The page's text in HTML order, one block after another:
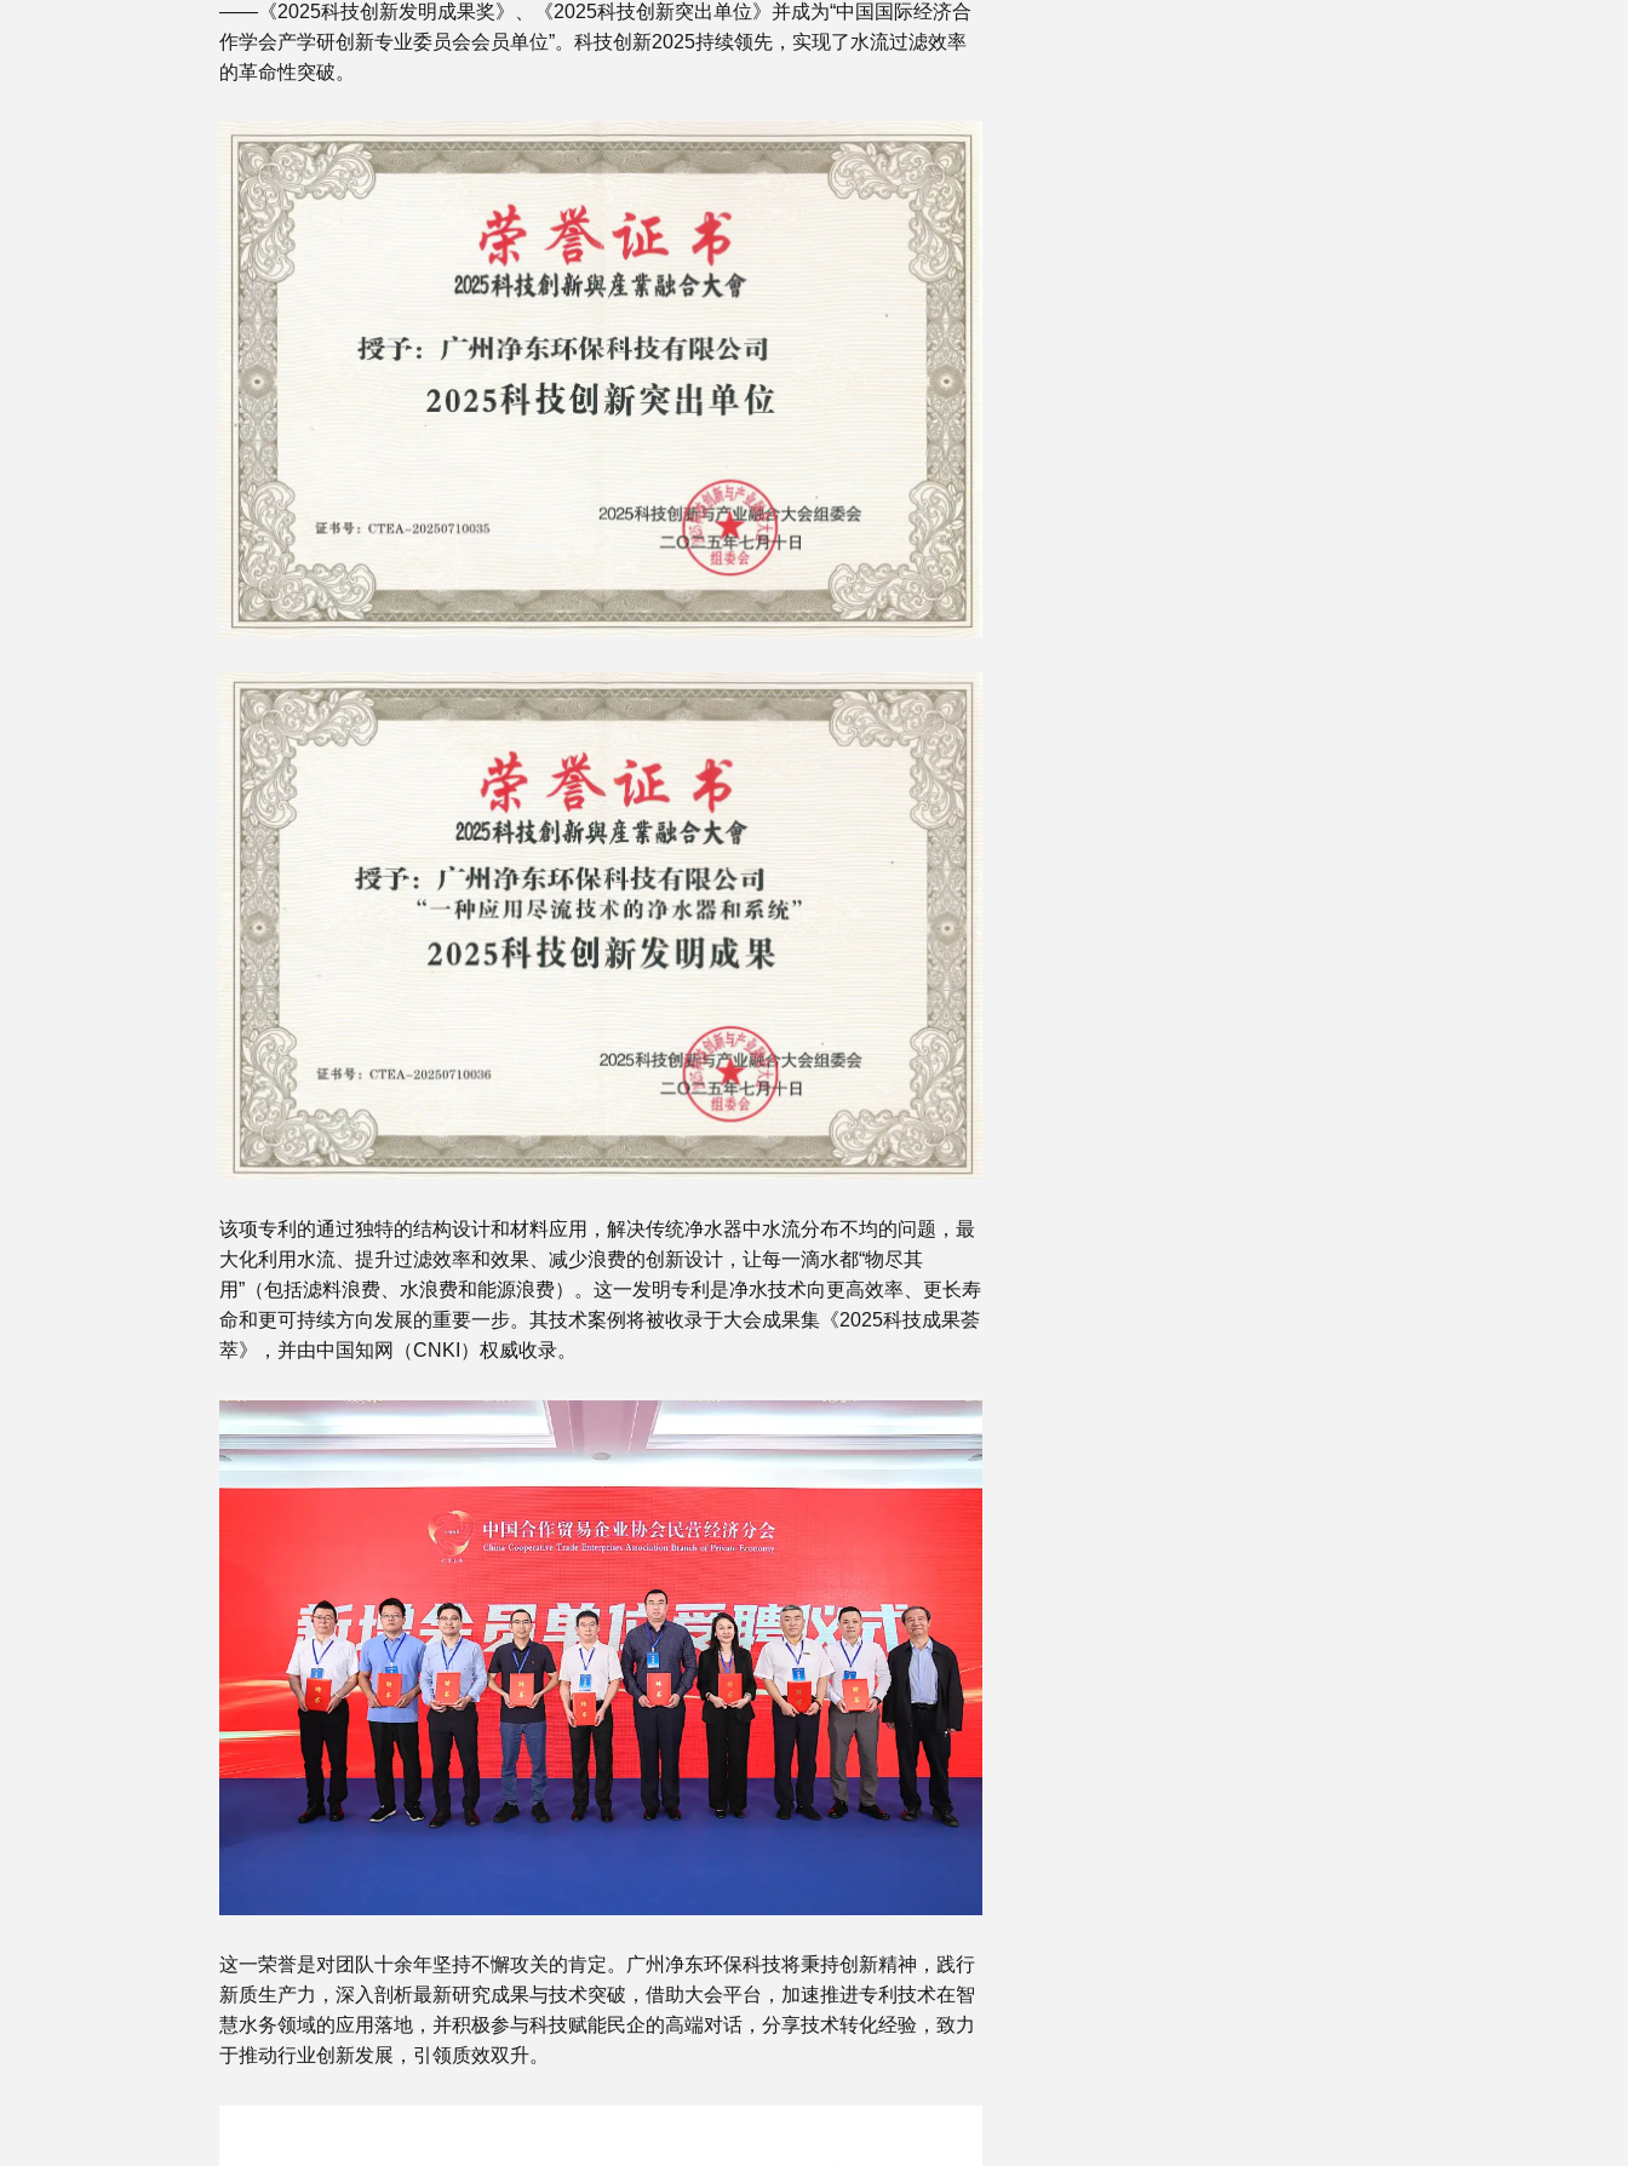
——《2025科技创新发明成果奖》、《2025科技创新突出单位》并成为“中国国际经济合
作学会产学研创新专业委员会会员单位”。科技创新2025持续领先，实现了水流过滤效率
的革命性突破。
该项专利的通过独特的结构设计和材料应用，解决传统净水器中水流分布不均的问题，最
大化利用水流、提升过滤效率和效果、减少浪费的创新设计，让每一滴水都“物尽其
用”（包括滤料浪费、水浪费和能源浪费）。这一发明专利是净水技术向更高效率、更长寿
命和更可持续方向发展的重要一步。其技术案例将被收录于大会成果集《2025科技成果荟
萃》，并由中国知网（CNKI）权威收录。
这一荣誉是对团队十余年坚持不懈攻关的肯定。广州净东环保科技将秉持创新精神，践行
新质生产力，深入剖析最新研究成果与技术突破，借助大会平台，加速推进专利技术在智
慧水务领域的应用落地，并积极参与科技赋能民企的高端对话，分享技术转化经验，致力
于推动行业创新发展，引领质效双升。